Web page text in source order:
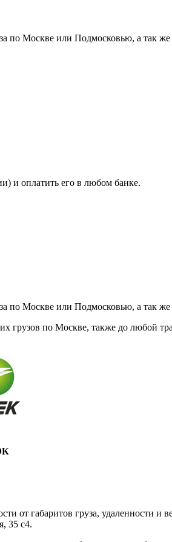
Москве или Подмосковью, а так же
и оплатить его в любом банке.
Москве или Подмосковью, а так же
по Москве, также до любой
от габаритов груза, удаленности
35 c4.